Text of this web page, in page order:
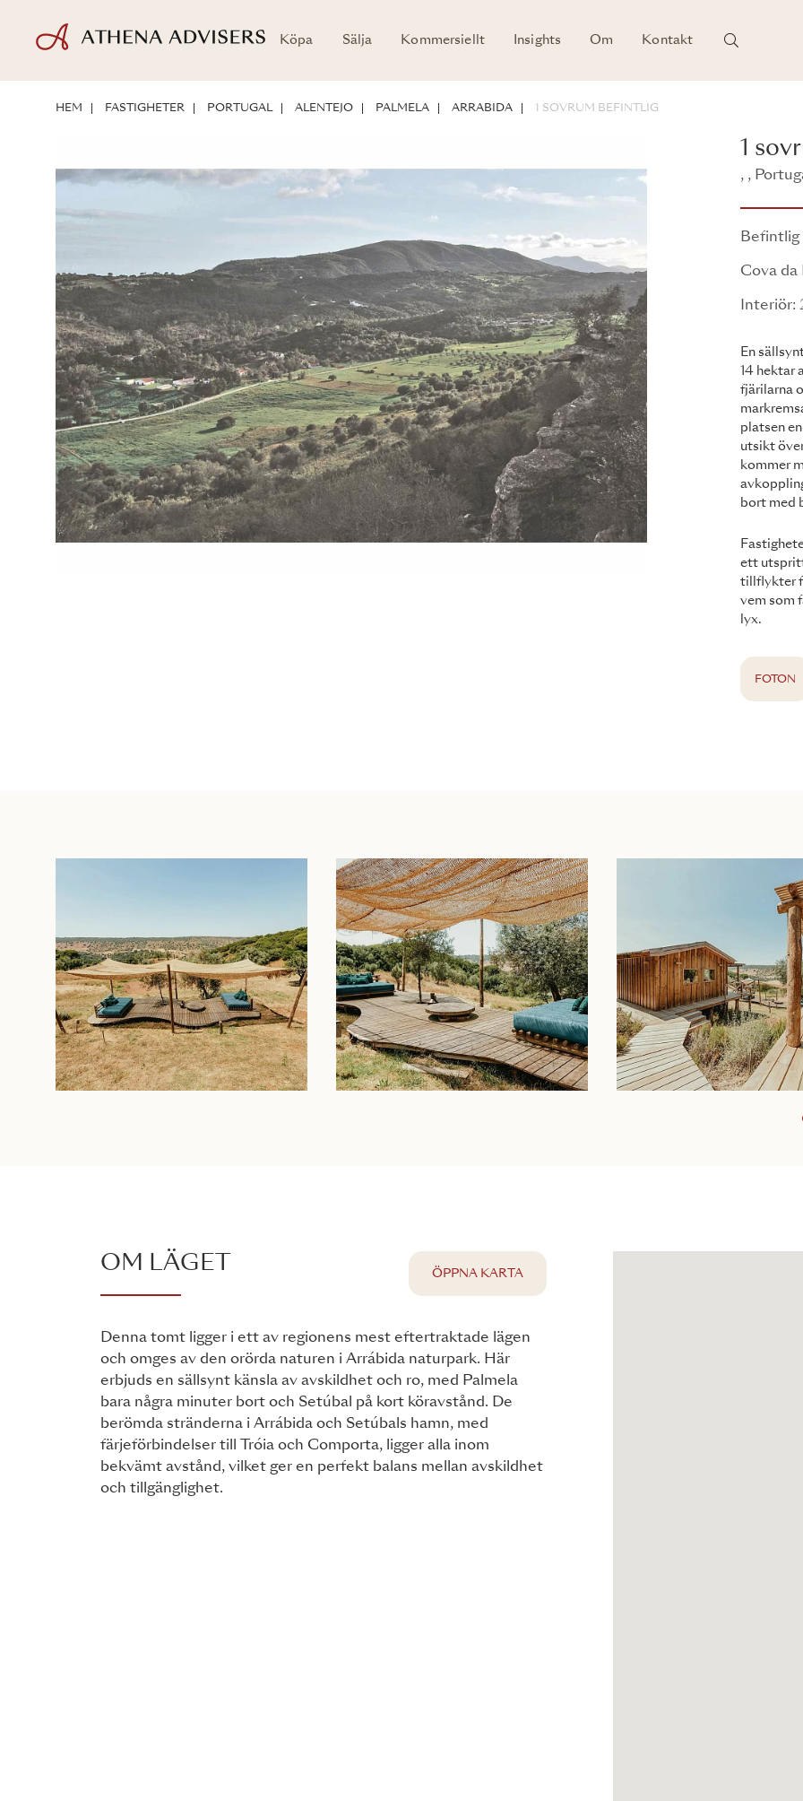
Köpa Sälja Kommersiellt Insights Om Kontakt
HEM FASTIGHETER PORTUGAL ALENTEJO PALMELA ARRABIDA 1 SOVRUM BEFINTLIG
1
, ,
Befintlig
Cova da
Interiör:
En
14 hektar
fjärilarna
platsen
utsikt
kommer
bort med
ett
tillflykter
vem som
lyx.
FOTON
OM LÄGET
Denna tomt ligger i ett av regionens mest eftertraktade lägen
och omges av den orörda naturen i Arrábida naturpark. Här
erbjuds en sällsynt känsla av avskildhet och ro, med Palmela
bara några minuter bort och Setúbal på kort köravstånd. De
berömda stränderna i Arrábida och Setúbals hamn, med
färjeförbindelser till Tróia och Comporta, ligger alla inom
bekvämt avstånd, vilket ger en perfekt balans mellan avskildhet
och tillgänglighet.
ÖPPNA KARTA